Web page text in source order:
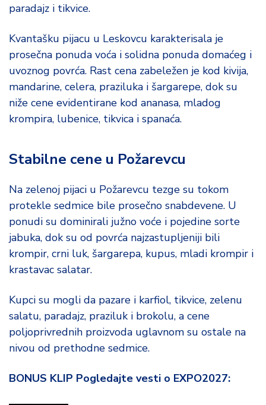
paradajz i tikvice.
Kvantašku pijacu u Leskovcu karakterisala je
prosečna ponuda voća i solidna ponuda domaćeg i
uvoznog povrća. Rast cena zabeležen je kod kivija,
mandarine, celera, praziluka i šargarepe, dok su
niže cene evidentirane kod ananasa, mladog
krompira, lubenice, tikvica i spanaća.
Stabilne cene u Požarevcu
Na zelenoj pijaci u Požarevcu tezge su tokom
protekle sedmice bile prosečno snabdevene. U
ponudi su dominirali južno voće i pojedine sorte
jabuka, dok su od povrća najzastupljeniji bili
krompir, crni luk, šargarepa, kupus, mladi krompir i
krastavac salatar.
Kupci su mogli da pazare i karfiol, tikvice, zelenu
salatu, paradajz, praziluk i brokolu, a cene
poljoprivrednih proizvoda uglavnom su ostale na
nivou od prethodne sedmice.
BONUS KLIP Pogledajte vesti o EXPO2027: